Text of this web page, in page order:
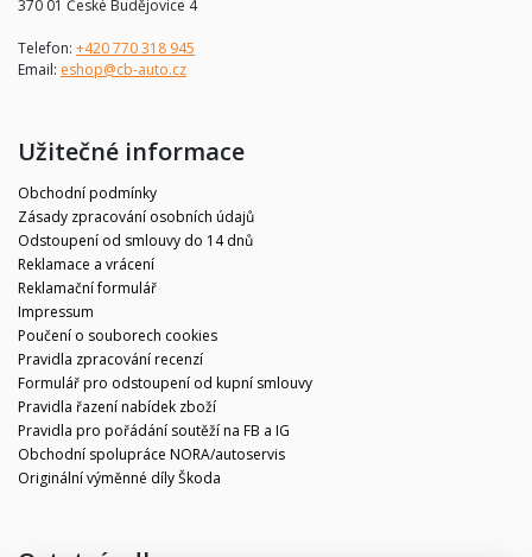
370 01 České Budějovice 4
Telefon: +420 770 318 945
Email: eshop@cb-auto.cz
Užitečné informace
Obchodní podmínky
Zásady zpracování osobních údajů
Odstoupení od smlouvy do 14 dnů
Reklamace a vrácení
Reklamační formulář
Impressum
Poučení o souborech cookies
Pravidla zpracování recenzí
Formulář pro odstoupení od kupní smlouvy
Pravidla řazení nabídek zboží
Pravidla pro pořádání soutěží na FB a IG
Obchodní spolupráce NORA/autoservis
Originální výměnné díly Škoda